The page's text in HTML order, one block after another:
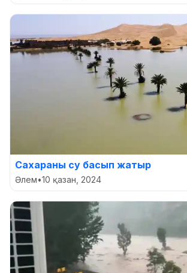
Сахараны су басып жатыр
Әлем•10 қазан, 2024